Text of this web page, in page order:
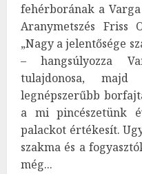
fehérborának a
Aranymetszés Friss
„Nagy a jelentősége
– hangsúlyozza
tulajdonosa, majd
legnépszerűbb
a mi pincészetünk
palackot értékesít.
szakma és a
még...